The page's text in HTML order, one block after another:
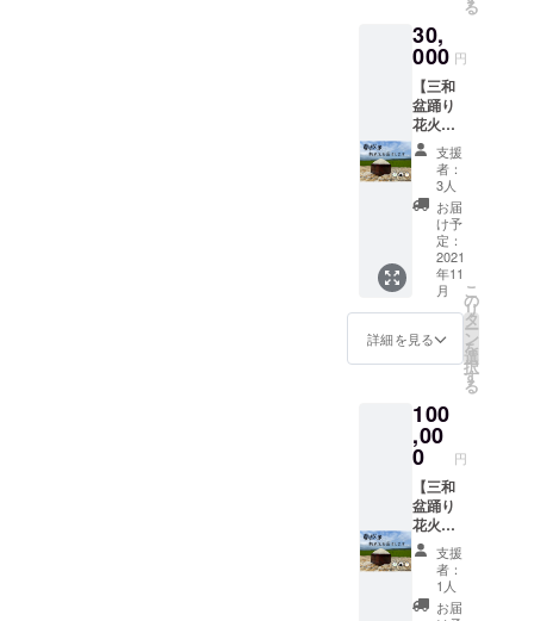
セージ
をお送
りいた
しま
す。 ・
蘭越米
5kgをお
届けし
ます。
（2021
年産－
新米、
ななつ
ぼし）
※新米の
発送は
事前に
※支援金
には発
送手数
料も含
まれて
おりま
す。
る
30,
000 円
【三和
盆踊り
花火大
会これ
からも
ずっと
応援
コー
ス】 ・
メール
にて、
三和盆
踊り花
火大会
実行委
礼メッ
セージ
をお送
りいた
しま
す。 ・
蘭越米
10kgを
お届け
しま
す。
支援
者：
3人
お届
け予
定：
2021
年11
月
詳細を見る
こ
の
リ
タ
ー
ン
を
選
択
す
る
100
,00
0 円
【三和
盆踊り
花火大
会とび
きり応
援コー
ス】 ・
支援
者：
1人
お届